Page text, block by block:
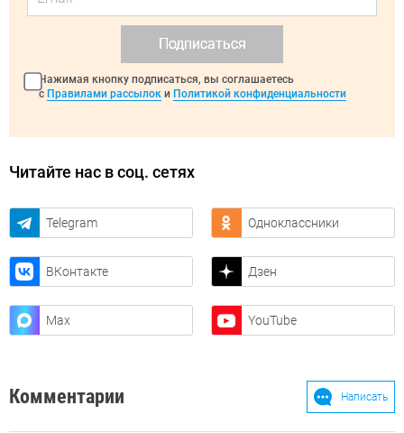
Подписаться
Нажимая кнопку подписаться, вы соглашаетесь
с Правилами рассылок и Политикой конфиденциальности
Читайте нас в соц. сетях
Telegram Одноклассники
ВКонтакте Дзен
Max YouTube
Комментарии Написать